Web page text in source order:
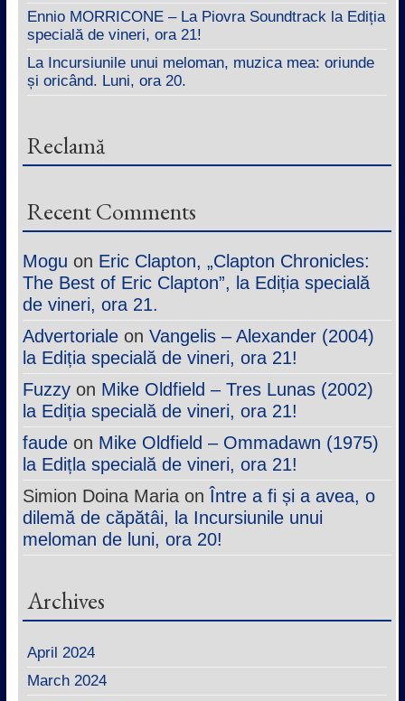
Ennio MORRICONE – La Piovra Soundtrack la Ediția
specială de vineri, ora 21!
La Incursiunile unui meloman, muzica mea: oriunde
și oricând. Luni, ora 20.
Reclamă
Recent Comments
Mogu on Eric Clapton, „Clapton Chronicles:
The Best of Eric Clapton”, la Ediția specială
de vineri, ora 21.
Advertorialeon Vangelis – Alexander (2004)
la Ediția specială de vineri, ora 21!
Fuzzyon Mike Oldfield – Tres Lunas (2002)
la Ediția specială de vineri, ora 21!
faudeon Mike Oldfield – Ommadawn (1975)
la Edițla specială de vineri, ora 21!
Simion Doina MariaonÎntre a fi și a avea, o
dilemă de căpătâi, la Incursiunile unui
meloman de luni, ora 20!
Archives
April 2024
March 2024